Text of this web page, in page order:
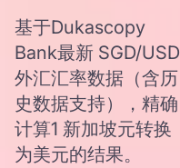
基于Dukascopy
Bank最新 SGD/USD
外汇汇率数据（含历
史数据支持），精确
计算1 新加坡元转换
为美元的结果。